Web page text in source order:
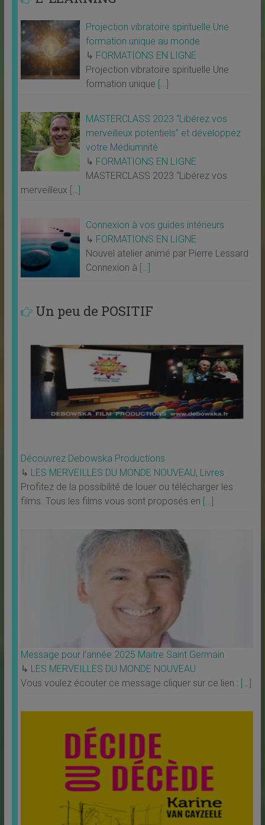
Projection vibratoire spirituelle Une
formation unique au monde
↳ FORMATIONS EN LIGNE
Projection vibratoire spirituelle Une
formation unique […]
MASTERCLASS 2023 “Libérez vos
merveilleux potentiels” et développez
votre Médiumnité
↳ FORMATIONS EN LIGNE
MASTERCLASS 2023 “Libérez vos
merveilleux […]
Connexion à vos guides intérieurs
↳ FORMATIONS EN LIGNE
Nouvel atelier animé par Pierre Lessard
Connexion à […]
Un peu de POSITIF
Découvrez Debowska Productions
↳ LES MERVEILLES DU MONDE NOUVEAU, Livres
Profitez de la possibilité de louer ou télécharger les
films. Tous les films vous sont proposés en […]
Message pour l’année 2025 Maitre Saint Germain
↳ LES MERVEILLES DU MONDE NOUVEAU
Vous voulez écouter ce message cliquer sur ce lien : […]